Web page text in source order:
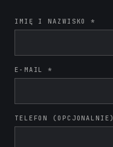
IMIĘ I NAZWISKO *
E-MAIL *
TELEFON (OPCJONALNIE)